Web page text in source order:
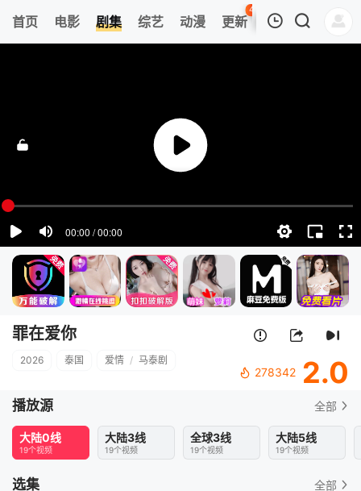
首页 电影 剧集 综艺 动漫 更新
43
热榜 APP
清空
罪在爱你
2026 泰国 爱情 / 马泰剧
278342 2.0
播放源 全部
大陆0线
19个视频
大陆3线
19个视频
全球3线
19个视频
大陆5线
19个视频
选集 全部